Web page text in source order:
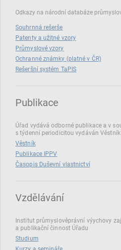
Odkazy na národní databáze
Souhrnná rešerše
Patenty a užitné vzory
Průmyslové vzory
Ochranné známky (platné v ČR)
Rešeršní systém TaPIS
Publikace
Úřad vydává odborné publikace a v
s týdenní periodicitou vydáván Věstník
Věstník
Publikace IPPV
Časopis Duševní vlastnictví
Vzdělávání
Institut průmyslověprávní výychovy
a publikační činnost Úřadu
Studium